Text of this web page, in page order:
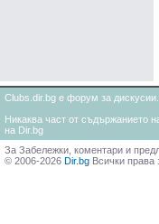
Clubs.dir.bg е форум за
Никаква част от съдържанието
на Dir.bg
За Забележки, коментари и
© 2006-2026 Dir.bg Всички права